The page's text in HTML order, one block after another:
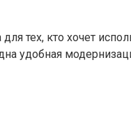
тех, кто хочет
удобная